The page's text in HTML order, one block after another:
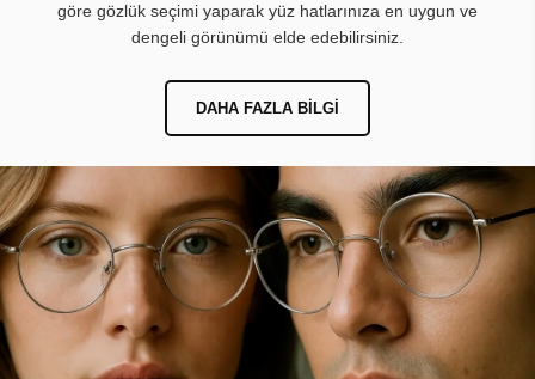
göre gözlük seçimi yaparak yüz hatlarınıza en uygun ve
dengeli görünümü elde edebilirsiniz.
DAHA FAZLA BILGI